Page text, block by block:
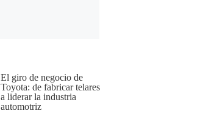
El giro de negocio de
Toyota: de fabricar telares
a liderar la industria
automotriz